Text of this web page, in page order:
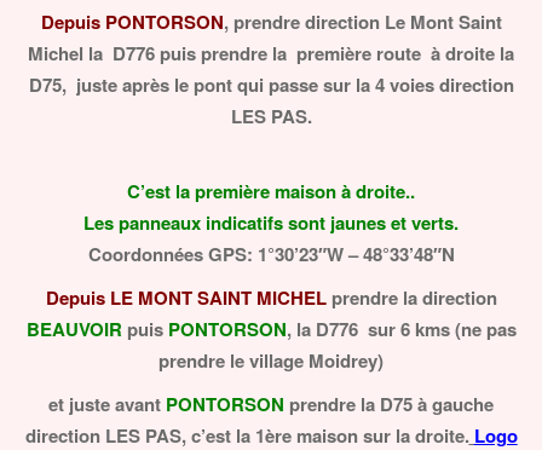
Depuis PONTORSON, prendre direction Le Mont Saint
Michel la D776 puis prendre la première route à droite la
D75, juste après le pont qui passe sur la 4 voies direction
LES PAS.
C’est la première maison à droite..
Les panneaux indicatifs sont jaunes et verts.
Coordonnées GPS: 1°30’23″W – 48°33’48″N
Depuis LE MONT SAINT MICHELprendre la direction
BEAUVOIR puisPONTORSON, la D776 sur 6 kms (ne pas
prendre le village Moidrey)
et juste avant PONTORSON prendre la D75 à gauche
direction LES PAS, c’est la 1ère maison sur la droite. Logo